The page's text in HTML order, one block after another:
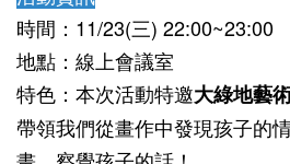
時間：11/23(三) 22:00~23:00
地點：線上會議室
特色：本次活動特邀大綠地藝
帶領我們從畫作中發現孩子的